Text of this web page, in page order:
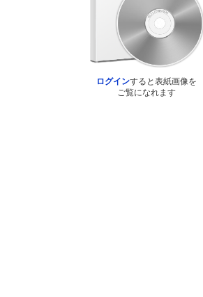
ログインすると表紙画像を
ご覧になれます